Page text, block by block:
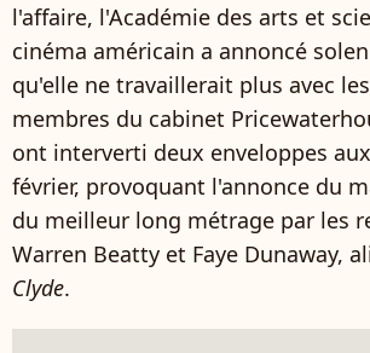
l'affaire, l'Académie des arts et
cinéma américain a annoncé
qu'elle ne travaillerait plus avec
membres du cabinet
ont interverti deux enveloppes
février, provoquant l'annonce du
du meilleur long métrage par les
Warren Beatty et Faye Dunaway,
Clyde.